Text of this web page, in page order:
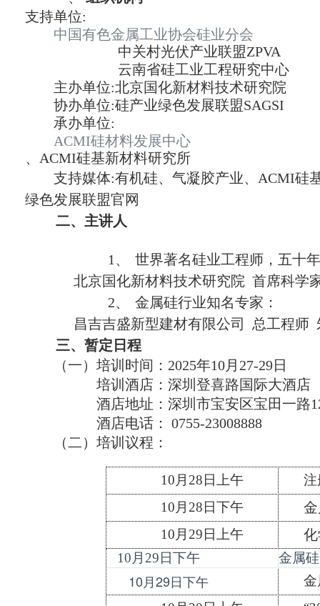
支持单位:
中国有色金属工业协会硅业分会
中关村光伏产业联盟ZPVA
云南省硅工业工程研究中心
主办单位:北京国化新材料技术研究院
协办单位:硅产业绿色发展联盟SAGSI
承办单位:
ACMI硅材料发展中心
、ACMI硅基新材料研究所
支持媒体:有机硅、气凝胶产业、ACMI硅
绿色发展联盟官网
二、 主讲人
1、
世界著名硅业工程师，五十
北京国化新材料技术研究院 首席科学
2、
金属硅行业知名专家：
昌吉吉盛新型建材有限公司
总工程师
三、 暂定日程
（一）培训时间：2025年10月27-29日
培训酒店：深圳登喜路国际大酒店
酒店地址：深圳市宝安区宝田一路
酒店电话： 0755-23008888
（二）培训议程：
10月28日上午
注
10月28日下午
10月29日上午
10月29日下午 金属
10月29日下午
金